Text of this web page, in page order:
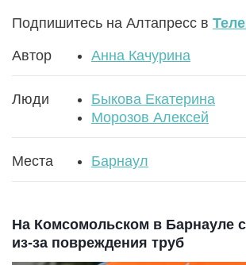
Подпишитесь на Алтапресс в
Автор Анна Качурина
Люди
Быкова Екатерина
Морозов Алексей
Места Барнаул
На Комсомольском в Барнауле
из-за повреждения труб